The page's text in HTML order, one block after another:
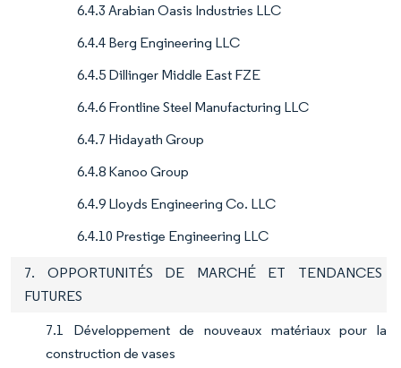
6.4.3 Arabian Oasis Industries LLC
6.4.4 Berg Engineering LLC
6.4.5 Dillinger Middle East FZE
6.4.6 Frontline Steel Manufacturing LLC
6.4.7 Hidayath Group
6.4.8 Kanoo Group
6.4.9 Lloyds Engineering Co. LLC
6.4.10 Prestige Engineering LLC
7. OPPORTUNITÉS DE MARCHÉ ET TENDANCES
FUTURES
7.1 Développement de nouveaux matériaux pour la
construction de vases